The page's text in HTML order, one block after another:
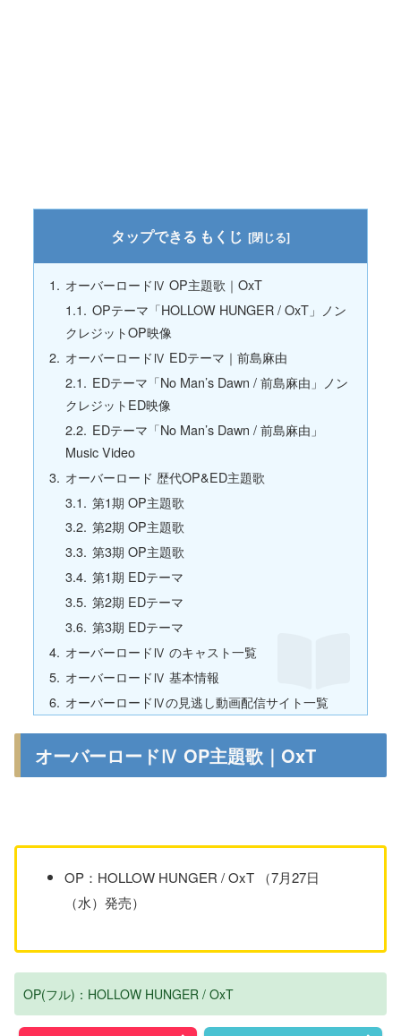
もくじ
オーバーロードⅣ OP主題歌｜OxT
OPテーマ「HOLLOW HUNGER / OxT」ノン
クレジットOP映像
オーバーロードⅣ EDテーマ｜前島麻由
EDテーマ「No Man’s Dawn / 前島麻由」ノン
クレジットED映像
EDテーマ「No Man’s Dawn / 前島麻由」
Music Video
オーバーロード 歴代OP&ED主題歌
第1期 OP主題歌
第2期 OP主題歌
第3期 OP主題歌
第1期 EDテーマ
第2期 EDテーマ
第3期 EDテーマ
オーバーロードⅣ のキャスト一覧
オーバーロードⅣ 基本情報
オーバーロードⅣの見逃し動画配信サイト一覧
オーバーロードⅣ OP主題歌｜OxT
OP：HOLLOW HUNGER / OxT （7月27日
（水）発売）
OP(フル)：HOLLOW HUNGER / OxT